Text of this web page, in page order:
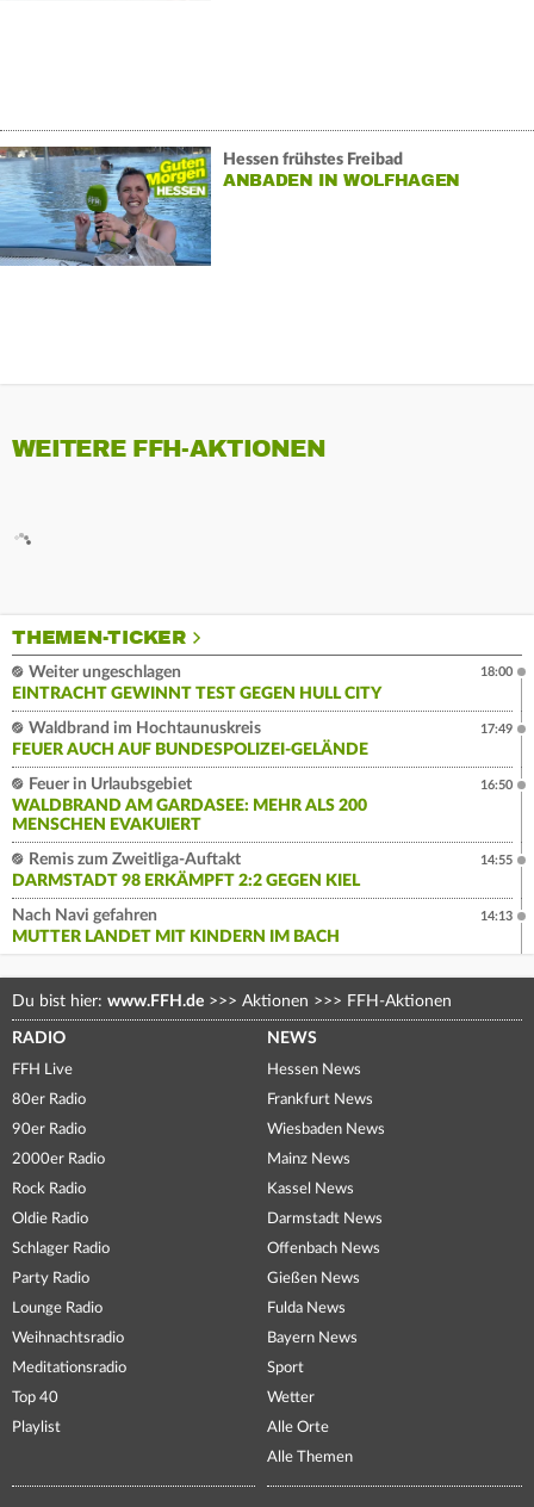
Hessen frühstes Freibad
ANBADEN IN WOLFHAGEN
WEITERE FFH-AKTIONEN
THEMEN-TICKER
Weiter ungeschlagen
EINTRACHT GEWINNT TEST GEGEN HULL CITY
18:00
Waldbrand im Hochtaunuskreis
FEUER AUCH AUF BUNDESPOLIZEI-GELÄNDE
17:49
Feuer in Urlaubsgebiet
WALDBRAND AM GARDASEE: MEHR ALS 200
MENSCHEN EVAKUIERT
16:50
Remis zum Zweitliga-Auftakt
DARMSTADT 98 ERKÄMPFT 2:2 GEGEN KIEL
14:55
Nach Navi gefahren
MUTTER LANDET MIT KINDERN IM BACH
14:13
Du bist hier: www.FFH.de >>> Aktionen >>> FFH-Aktionen
RADIO
FFH Live
80er Radio
90er Radio
2000er Radio
Rock Radio
Oldie Radio
Schlager Radio
Party Radio
Lounge Radio
Weihnachtsradio
Meditationsradio
Top 40
Playlist
NEWS
Hessen News
Frankfurt News
Wiesbaden News
Mainz News
Kassel News
Darmstadt News
Offenbach News
Gießen News
Fulda News
Bayern News
Sport
Wetter
Alle Orte
Alle Themen